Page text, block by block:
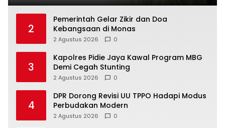
2
Pemerintah Gelar Zikir dan Doa
Kebangsaan di Monas
2 Agustus 2026 0
3
Kapolres Pidie Jaya Kawal Program MBG
Demi Cegah Stunting
2 Agustus 2026 0
4
DPR Dorong Revisi UU TPPO Hadapi Modus
Perbudakan Modern
2 Agustus 2026 0